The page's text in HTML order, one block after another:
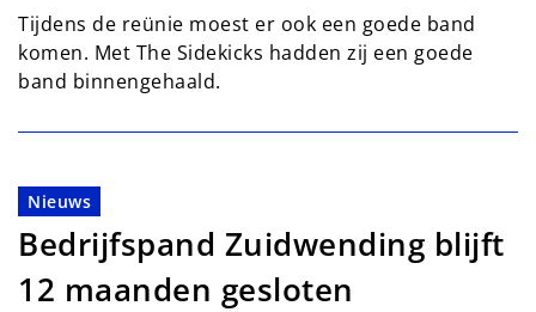
Tijdens de reünie moest er ook een goede band
komen. Met The Sidekicks hadden zij een goede
band binnengehaald.
Nieuws
Bedrijfspand Zuidwending blijft
12 maanden gesloten